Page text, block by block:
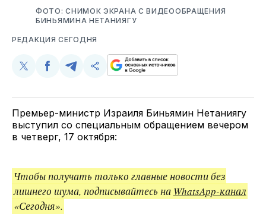
ФОТО: СНИМОК ЭКРАНА С ВИДЕООБРАЩЕНИЯ
БИНЬЯМИНА НЕТАНИЯГУ
РЕДАКЦИЯ СЕГОДНЯ
Поделиться
Twitter
Поделиться
Facebook
Поделиться
Telegram
Скопируйте
поделитесь
ссылкой
Премьер-министр Израиля Биньямин Нетаниягу
выступил со специальным обращением вечером
в четверг, 17 октября:
Чтобы получать только главные новости без
лишнего шума, подписывайтесь на WhatsApp-канал
«Сегодня».